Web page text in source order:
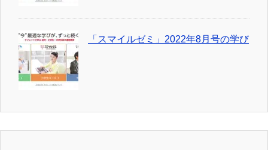
「スマイルゼミ」2022年8月号の学び